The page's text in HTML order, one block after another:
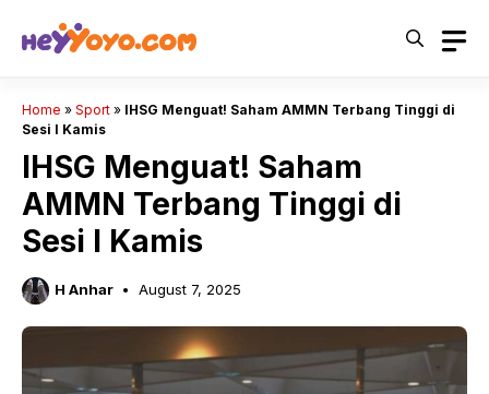
Home » Sport » IHSG Menguat! Saham AMMN Terbang Tinggi di
Sesi I Kamis
IHSG Menguat! Saham
AMMN Terbang Tinggi di
Sesi I Kamis
H Anhar August 7, 2025